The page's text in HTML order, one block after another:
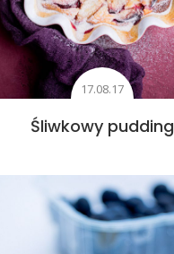
17.08.17
Śliwkowy pudding